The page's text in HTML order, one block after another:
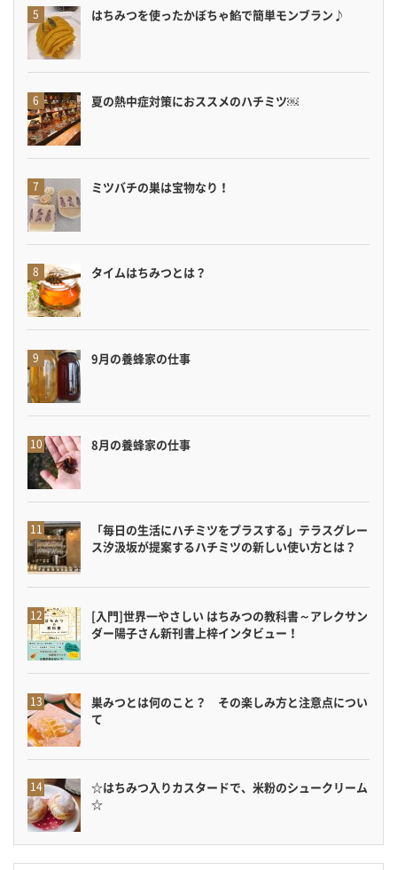
はちみつを使ったかぼちゃ餡で簡単モンブラン♪
夏の熱中症対策におススメのハチミツ￼
ミツバチの巣は宝物なり！
タイムはちみつとは？
9月の養蜂家の仕事
8月の養蜂家の仕事
「毎日の生活にハチミツをプラスする」テラスグレー
ス汐汲坂が提案するハチミツの新しい使い方とは？
[入門]世界一やさしい はちみつの教科書～アレクサン
ダー陽子さん新刊書上梓インタビュー！
巣みつとは何のこと？ その楽しみ方と注意点につい
て
☆はちみつ入りカスタードで、米粉のシュークリーム
☆